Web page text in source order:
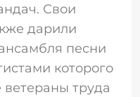
Свои
дарили
песни
которого
труда